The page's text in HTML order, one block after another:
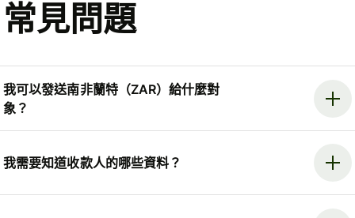
常見問題
我可以發送南非蘭特（ZAR）給什麼對
象？
我需要知道收款人的哪些資料？